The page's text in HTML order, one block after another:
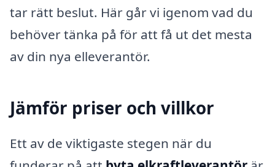
tar rätt beslut. Här går vi igenom vad du
behöver tänka på för att få ut det mesta
av din nya elleverantör.
Jämför priser och villkor
Ett av de viktigaste stegen när du